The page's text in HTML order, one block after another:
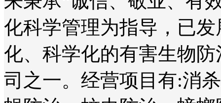
化科学管理为指导，已
化、科学化的有害生物
司之一。经营项目有:消